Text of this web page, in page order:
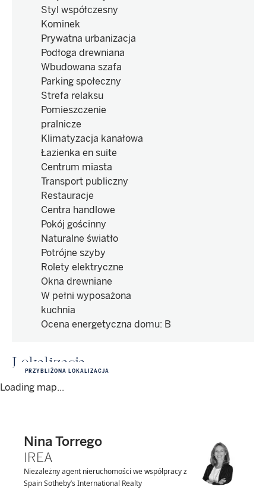
Styl współczesny
Kominek
Prywatna urbanizacja
Podłoga drewniana
Wbudowana szafa
Parking społeczny
Strefa relaksu
Pomieszczenie
pralnicze
Klimatyzacja kanałowa
Łazienka en suite
Centrum miasta
Transport publiczny
Restauracje
Centra handlowe
Pokój gościnny
Naturalne światło
Potrójne szyby
Rolety elektryczne
Okna drewniane
W pełni wyposażona
kuchnia
Ocena energetyczna domu: B
Lokalizacja
Loading map...
PRZYBLIŻONA LOKALIZACJA
Nina Torrego
IREA
Niezależny agent nieruchomości we współpracy z
Spain Sotheby’s International Realty